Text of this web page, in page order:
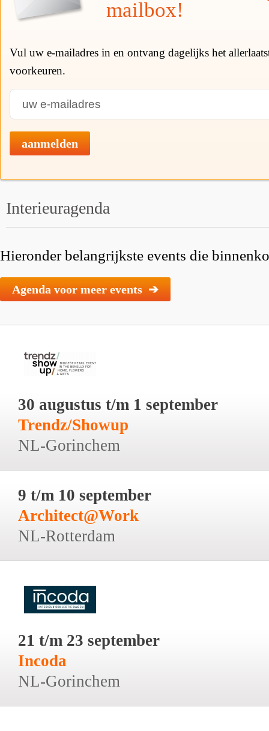
mailbox!
Vul uw e-mailadres in en ontvang dagelijks het
voorkeuren.
aanmelden
Interieuragenda
Hieronder belangrijkste events die
Agenda voor meer events ➔
30 augustus t/m 1 september
Trendz/Showup
NL-Gorinchem
9 t/m 10 september
Architect@Work
NL-Rotterdam
21 t/m 23 september
Incoda
NL-Gorinchem